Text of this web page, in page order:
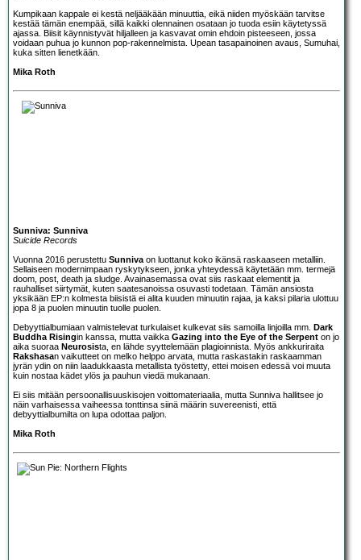
Kumpikaan kappale ei kestä neljääkään minuuttia, eikä niiden myöskään tarvitse
kestää tämän enempää, sillä kaikki olennainen osataan jo tuoda esiin käytetyssä
ajassa. Biisit käynnistyvät hiljalleen ja kasvavat omin ehdoin pisteeseen, jossa
voidaan puhua jo kunnon pop-rakennelmista. Upean tasapainoinen avaus, Sumuhai,
kuka sitten lienetkään.
Mika Roth
Sunniva: Sunniva
Suicide Records
Vuonna 2016 perustettu Sunniva on luottanut koko ikänsä raskaaseen metalliin.
Sellaiseen modernimpaan ryskytykseen, jonka yhteydessä käytetään mm. termejä
doom, post, death ja sludge. Avainasemassa ovat siis raskaat elementit ja
rauhalliset siirtymät, kuten saatesanoissa osuvasti todetaan. Tämän ansiosta
yksikään EP:n kolmesta biisistä ei alita kuuden minuutin rajaa, ja kaksi pilaria ulottuu
jopa 8 ja puolen minuutin tuolle puolen.
Debyyttialbumiaan valmistelevat turkulaiset kulkevat siis samoilla linjoilla mm. Dark
Buddha Risingin kanssa, mutta vaikka Gazing into the Eye of the Serpent on jo
aika suoraa Neurosista, en lähde syyttelemään plagioinnista. Myös ankkuriraita
Rakshasan vaikutteet on melko helppo arvata, mutta raskastakin raskaamman
jyrän ydin on niin laadukkaasta metallista työstetty, ettei moisen edessä voi muuta
kuin nostaa kädet ylös ja pauhun viedä mukanaan.
Ei siis mitään persoonallisuuskisojen voittomateriaalia, mutta Sunniva hallitsee jo
näin varhaisessa vaiheessa tonttinsa siinä määrin suvereenisti, että
debyyttialbumilta on lupa odottaa paljon.
Mika Roth